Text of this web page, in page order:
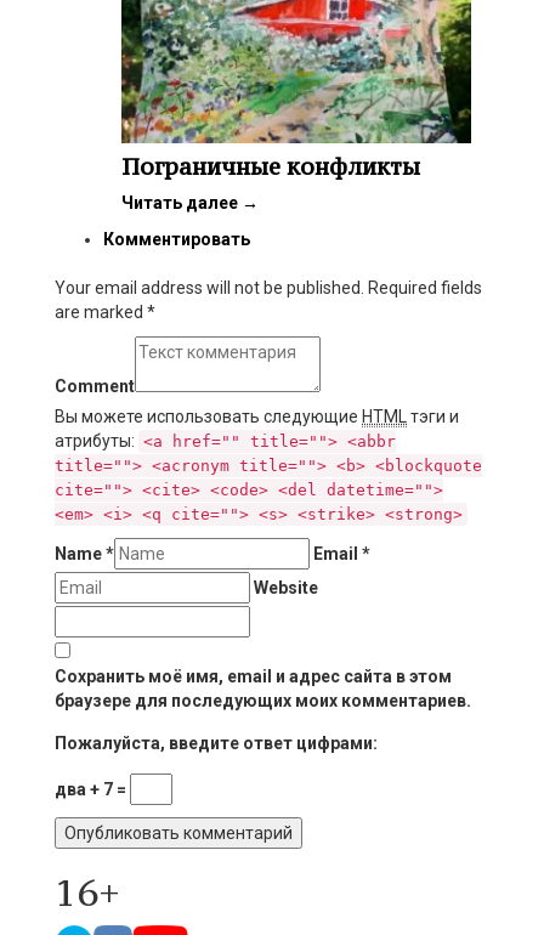
Пограничные конфликты
Читать далее →
Комментировать
Your email address will not be published. Required fields
are marked *
Comment
Вы можете использовать следующие HTML
тэги и
атрибуты: <a href="" title=""> <abbr
title=""> <acronym title=""> <b> <blockquote
cite=""> <cite> <code> <del datetime="">
<em> <i> <q cite=""> <s> <strike> <strong>
Name* Email *
Website
Сохранить моё имя, email и адрес сайта в этом
браузере для последующих моих комментариев.
Пожалуйста, введите ответ цифрами:
два + 7 =
16+